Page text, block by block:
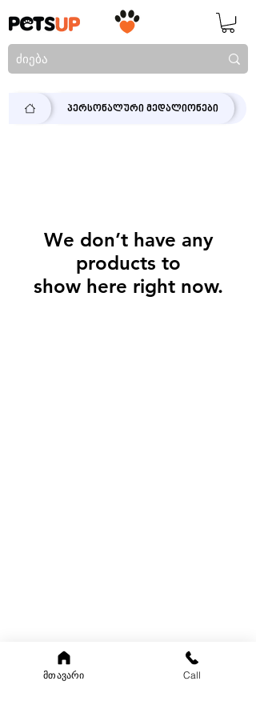
პერსონალური მედალიონები
We don’t have any
products to
show here right now.
მთავარი Call